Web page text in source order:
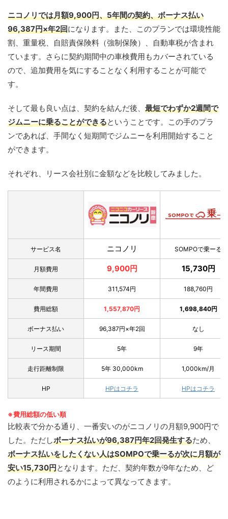
ニコノリでは月額9,900円、5年間の契約、ボーナス払い
96,387円×年2回になります。また、このプランでは環境性能
割、重量税、自賠責保険料（強制保険）、自動車税が含まれ
ています。さらに契約期間中の車検費用もカバーされている
ので、追加費用を気にすることなく利用することが可能で
す。
そして最も良い点は、契約を結んだ後、 最短でわずか2週間で
ジムニーに乗ることができるということです。この手のプラ
ンであれば、手間なく短期間でジムニーを利用開始すること
ができます。
それぞれ、リース会社別に金額などを比較してみました。
サービス名 ニコノリ SOMPOで乗ーる
月額費用 9,900円 15,730円
年間費用 311,574円 188,760円
費用総額 1,557,870円 1,698,840円
ボーナス払い 96,387円×年2回 なし
リース期間 5年 9年
走行距離制限 5年 30,000km 1,000km/月
HP HPはコチラ HPはコチラ
※費用総額の低い順
比較表で分かる通り、一番安いのがニコノリの月額9,900円で
した。ただしボーナス払いが96,387円年2回発生するため、
ボーナス払いをしたくない人はSOMPOで乗ーるが次に月額が
安い15,730円となります。ただ、契約年数が9年なため、ど
のように利用されるかによって異なってきます。